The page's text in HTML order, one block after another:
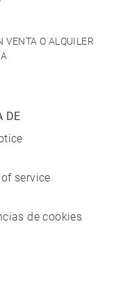
VENTA O ALQUILER
DE
service
de cookies